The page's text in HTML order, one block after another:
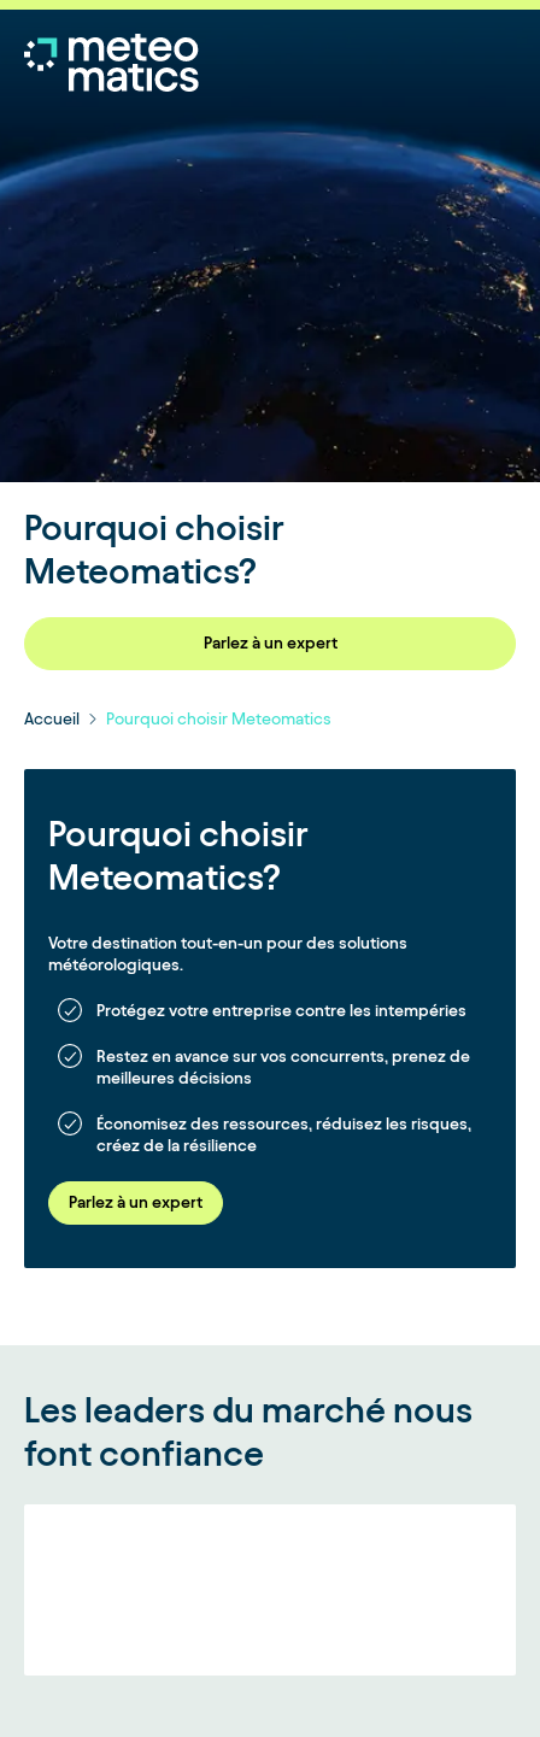
Pourquoi choisir
Meteomatics?
Parlez à un expert
Accueil Pourquoi choisir Meteomatics
Pourquoi choisir
Meteomatics?
Votre destination tout-en-un pour des solutions
météorologiques.
Protégez votre entreprise contre les intempéries
Restez en avance sur vos concurrents, prenez de
meilleures décisions
Économisez des ressources, réduisez les risques,
créez de la résilience
Parlez à un expert
Les leaders du marché nous
font confiance